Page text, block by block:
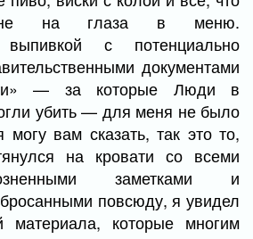
на глаза в меню.
выпивкой с потенциально
документами
— за которые Люди в
убить — для меня не было
вам сказать, так это то,
на кровати со всеми
заметками и
повсюду, я увидел
материала, которые многим